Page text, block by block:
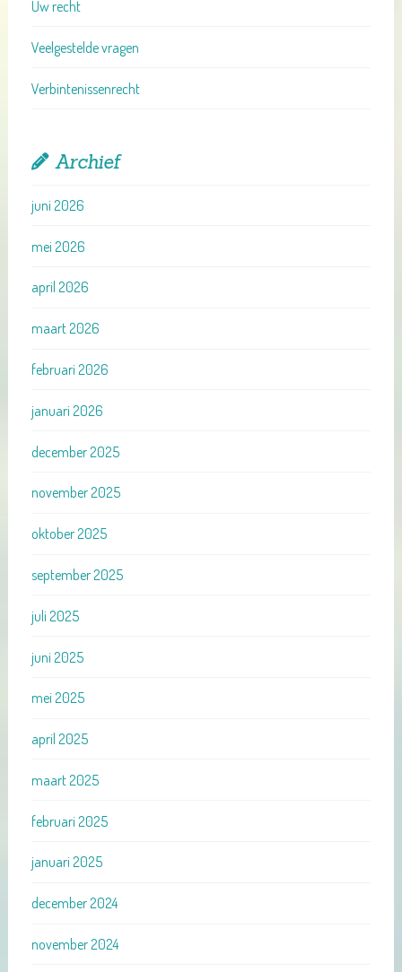
Uw recht
Veelgestelde vragen
Verbintenissenrecht
Archief
juni 2026
mei 2026
april 2026
maart 2026
februari 2026
januari 2026
december 2025
november 2025
oktober 2025
september 2025
juli 2025
juni 2025
mei 2025
april 2025
maart 2025
februari 2025
januari 2025
december 2024
november 2024